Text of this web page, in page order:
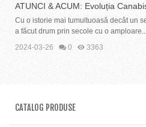
ATUNCI & ACUM: Evoluția
Cu o istorie mai tumultuoasă decât un
a făcut drum prin secole cu o amploare...
2024-03-26
0 3363
CATALOG PRODUSE